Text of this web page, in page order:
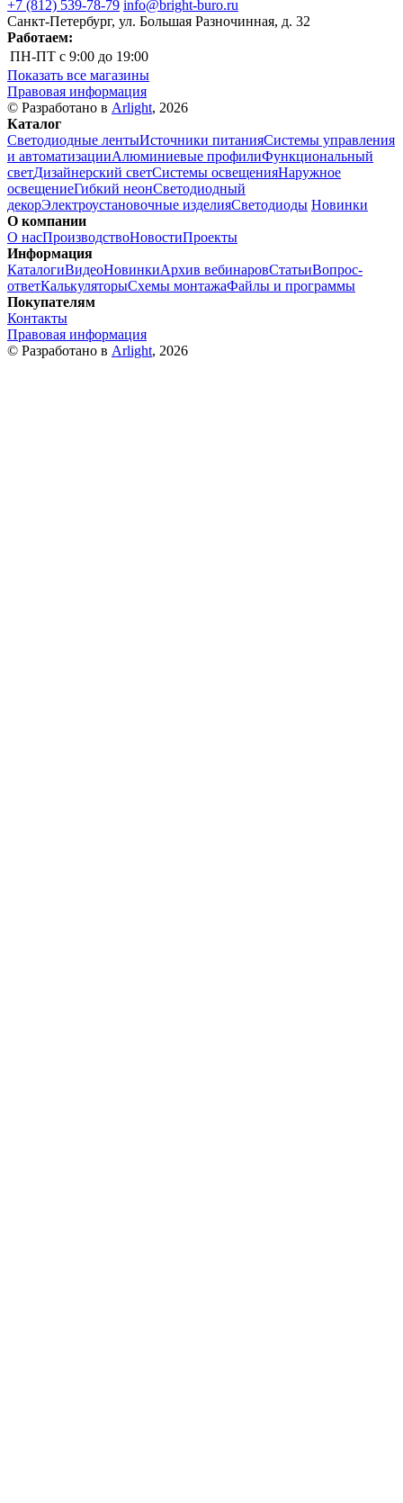
+7 (812) 539-78-79 info@bright-buro.ru
Санкт-Петербург, ул. Большая Разночинная, д. 32
Работаем:
ПН-ПТ с 9:00 до 19:00
Показать все магазины
Правовая информация
© Разработано в Arlight, 2026
Каталог
Светодиодные лентыИсточники питанияСистемы управления
и автоматизацииАлюминиевые профилиФункциональный
светДизайнерский светСистемы освещенияНаружное
освещениеГибкий неонСветодиодный
декорЭлектроустановочные изделияСветодиоды Новинки
О компании
О насПроизводствоНовостиПроекты
Информация
КаталогиВидеоНовинкиАрхив вебинаровСтатьиВопрос-
ответКалькуляторыСхемы монтажаФайлы и программы
Покупателям
Контакты
Правовая информация
© Разработано в Arlight, 2026